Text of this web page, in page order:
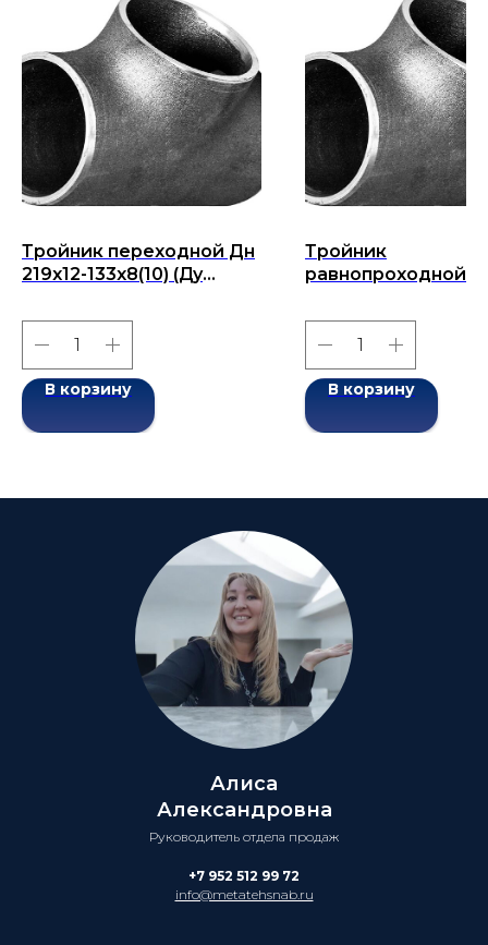
Тройник переходной Дн
219x12-133x8(10) (Ду
ГОСТ 17376-2001
В корзину
Тройник
равнопроходной
бесшовный ГОСТ
2001
В корзину
Алиса
Александровна
Руководитель отдела продаж
+7 952 512 99 72
info@metatehsnab.ru